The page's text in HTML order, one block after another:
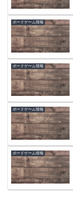
ボードゲーム情報
ボードゲーム情報
ボードゲーム情報
ボードゲーム情報